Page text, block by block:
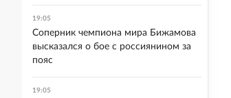
19:05
Соперник чемпиона мира Бижамова
высказался о бое с россиянином за
пояс
19:05